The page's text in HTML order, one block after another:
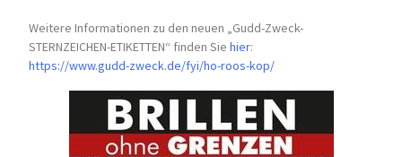
Weitere Informationen zu den neuen „Gudd-Zweck-
STERNZEICHEN-ETIKETTEN“ finden Siehier:
https://www.gudd-zweck.de/fyi/ho-roos-kop/